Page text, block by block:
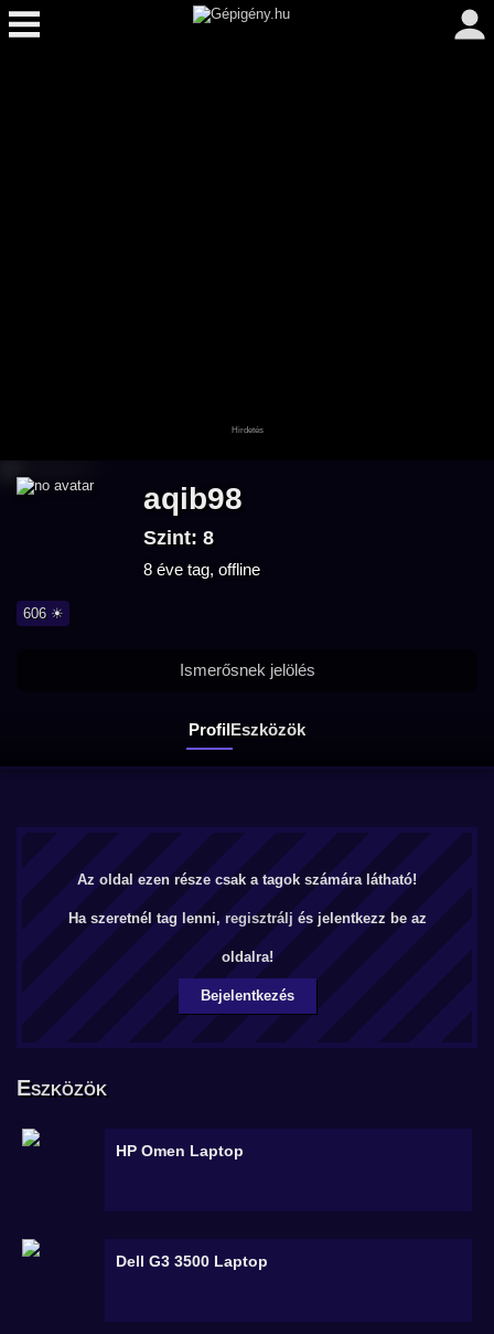
aqib98
Szint: 8
8 éve tag, offline
606 ☀
ProfilEszközök
Ismerősnek jelölés
Az oldal ezen része csak a tagok számára látható!
Ha szeretnél tag lenni, regisztrálj és jelentkezz be az
oldalra!
Bejelentkezés
Eszközök
HP Omen Laptop
Dell G3 3500 Laptop